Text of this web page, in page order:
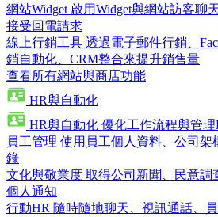
網站Widget 啟用Widget與網站訪客聊
接受回電請求
線上行銷工具 透過電子郵件行銷、
銷自動化、CRM整合來提升銷售量
查看所有網站與商店功能
HR與自動化
HR與自動化 優化工作流程與管
員工管理 使用員工個人資料、公司架
錄
文化與敬業度 取得公司新聞、民意調
個人通知
行動HR 隨時隨地聊天、視訊通話、